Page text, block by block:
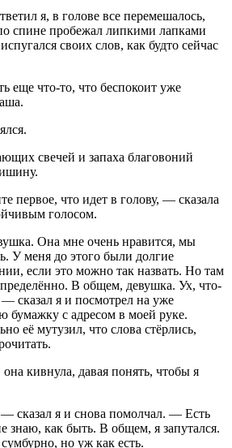
я, в голове все перемешалось,
спине пробежал липкими лапками
своих слов, как будто сейчас
еще что-то, что беспокоит уже
свечей и запаха благовоний
первое, что идет в голову, — сказала
голосом.
Она мне очень нравится, мы
У меня до этого были долгие
если это можно так назвать. Но там
В общем, девушка. Ух, что-
— сказал я и посмотрел на уже
бумажку с адресом в моей руке.
её мутузил, что слова стёрлись,
кивнула, давая понять, чтобы я
сказал я и снова помолчал. — Есть
знаю, как быть. В общем, я запутался.
но уж как есть.